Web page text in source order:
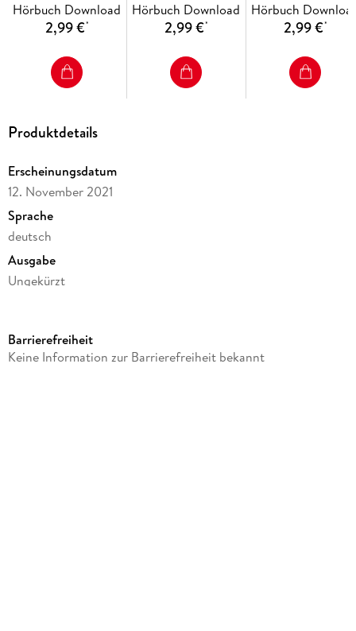
Hörbuch Download
2,99 €*
Hörbuch Download
2,99 €*
Hörbuch
2,99 €*
Produktdetails
Erscheinungsdatum
12. November 2021
Sprache
deutsch
Ausgabe
Ungekürzt
Laufzeit
Barrierefreiheit
Keine Information zur Barrierefreiheit bekannt